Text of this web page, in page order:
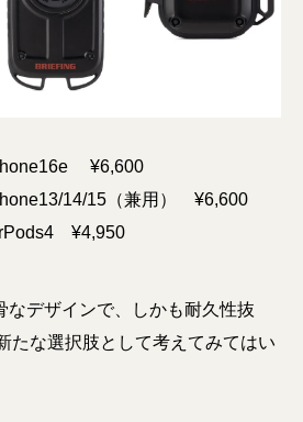
¥6,600
14/15（兼用） ¥6,600
¥4,950
なデザインで、しかも耐久性抜
たな選択肢として考えてみてはい